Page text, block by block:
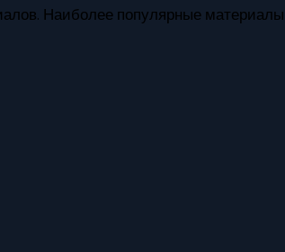
Наиболее популярные материалы